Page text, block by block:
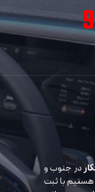
در جنوب و
هستیم با ثبت